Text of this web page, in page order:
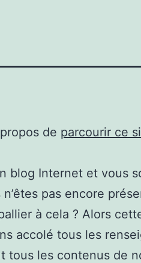
de parcourir ce
blog Internet et vous
pas encore
à cela ? Alors
accolé tous les
tous les contenus de